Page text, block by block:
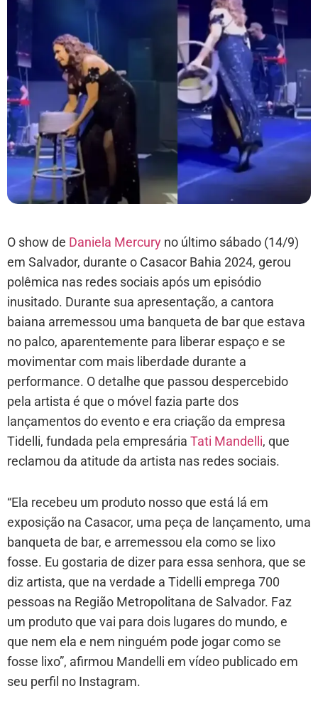
O show de Daniela Mercury no último sábado (14/9)
em Salvador, durante o Casacor Bahia 2024, gerou
polêmica nas redes sociais após um episódio
inusitado. Durante sua apresentação, a cantora
baiana arremessou uma banqueta de bar que estava
no palco, aparentemente para liberar espaço e se
movimentar com mais liberdade durante a
performance. O detalhe que passou despercebido
pela artista é que o móvel fazia parte dos
lançamentos do evento e era criação da empresa
Tidelli, fundada pela empresária Tati Mandelli, que
reclamou da atitude da artista nas redes sociais.
“Ela recebeu um produto nosso que está lá em
exposição na Casacor, uma peça de lançamento, uma
banqueta de bar, e arremessou ela como se lixo
fosse. Eu gostaria de dizer para essa senhora, que se
diz artista, que na verdade a Tidelli emprega 700
pessoas na Região Metropolitana de Salvador. Faz
um produto que vai para dois lugares do mundo, e
que nem ela e nem ninguém pode jogar como se
fosse lixo”, afirmou Mandelli em vídeo publicado em
seu perfil no Instagram.